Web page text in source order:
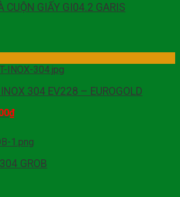
CUỘN GIẤY GI04.2 GARIS
304 EV228 – EUROGOLD
₫
GROB